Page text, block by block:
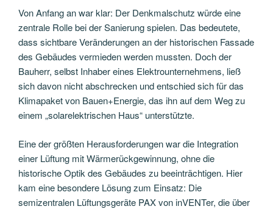
Von Anfang an war klar: Der Denkmalschutz würde eine
zentrale Rolle bei der Sanierung spielen. Das bedeutete,
dass sichtbare Veränderungen an der historischen Fassade
des Gebäudes vermieden werden mussten. Doch der
Bauherr, selbst Inhaber eines Elektrounternehmens, ließ
sich davon nicht abschrecken und entschied sich für das
Klimapaket von Bauen+Energie, das ihn auf dem Weg zu
einem „solarelektrischen Haus“ unterstützte.
Eine der größten Herausforderungen war die Integration
einer Lüftung mit Wärmerückgewinnung, ohne die
historische Optik des Gebäudes zu beeinträchtigen. Hier
kam eine besondere Lösung zum Einsatz: Die
semizentralen Lüftungsgeräte PAX von inVENTer, die über